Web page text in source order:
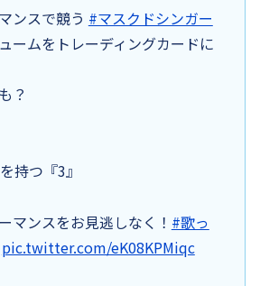
ンスで競う #マスクドシンガー
ームをトレーディングカードに
？
持つ『3』
マンスをお見逃しなく！ #歌っ
pic.twitter.com/eK08KPMiqc